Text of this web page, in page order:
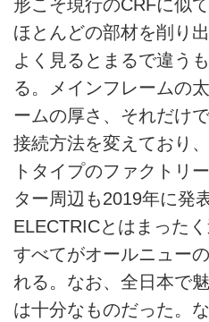
形こそ現行のCRFに似
ほとんどの部材を削り
よく見るとまるで違う
る。メインフレームの
ームの厚さ、それだけ
接続方法を変えており
トタイプのファクトリ
ター周辺も2019年に発
ELECTRICとはまった
すべてがオールニュー
れる。なお、全日本で
は十分なものだった。